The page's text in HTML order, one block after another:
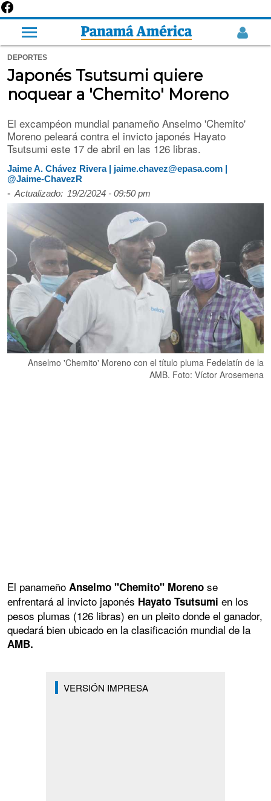
DEPORTES
Japonés Tsutsumi quiere
noquear a 'Chemito' Moreno
El excampéon mundial panameño Anselmo 'Chemito'
Moreno peleará contra el invicto japonés Hayato
Tsutsumi este 17 de abril en las 126 libras.
Jaime A. Chávez Rivera | jaime.chavez@epasa.com |
@Jaime-ChavezR
- Actualizado: 19/2/2024 - 09:50 pm
Anselmo 'Chemito' Moreno con el título pluma Fedelatín de la
AMB. Foto: Víctor Arosemena
El panameño Anselmo "Chemito" Moreno se
enfrentará al invicto japonés Hayato Tsutsumi en los
pesos plumas (126 libras) en un pleito donde el ganador,
quedará bien ubicado en la clasificación mundial de la
AMB.
VERSIÓN IMPRESA